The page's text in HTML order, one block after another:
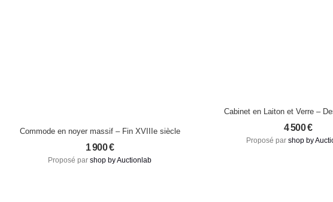
Commode en noyer massif – Fin XVIIIe siècle
1 900€
Proposé par shop by Auctionlab
Cabinet en Laiton et Verre –
Circa 1980
4 500€
Proposé par shop by